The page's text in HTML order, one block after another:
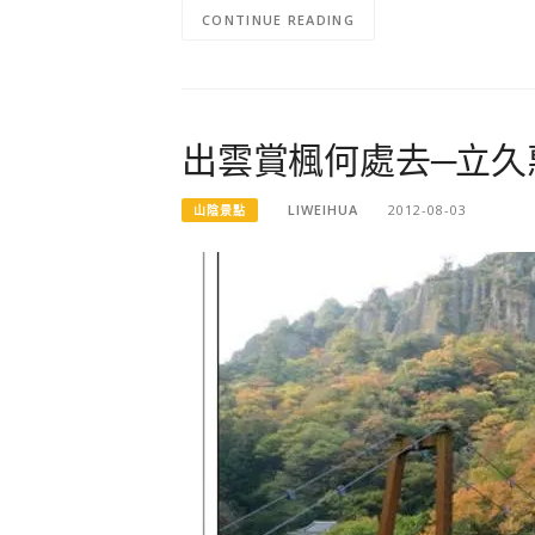
CONTINUE READING
出雲賞楓何處去─立
山陰景點 LIWEIHUA 2012-08-03